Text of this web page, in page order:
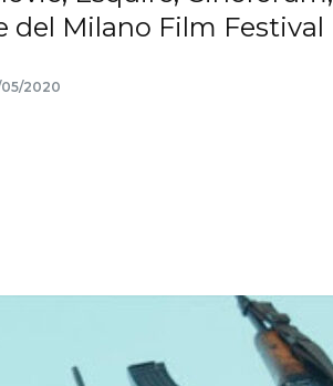
del Milano Film Festival
2020